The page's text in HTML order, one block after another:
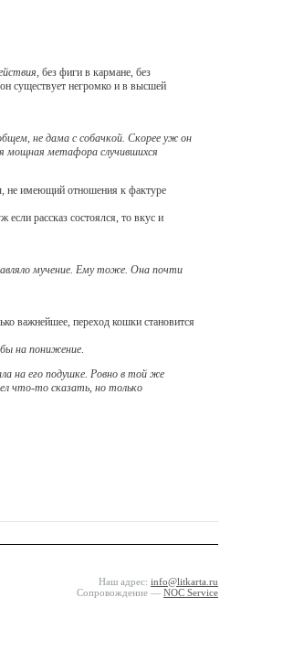
, без фиги в кармане, без
существует негромко и в высшей
не дама с собачкой. Скорее уж он
мощная метафора случившихся
не имеющий отношения к фактуре
рассказ состоялся, то вкус и
мучение. Ему тоже. Она почти
важнейшее, переход кошки становится
на понижение.
на его подушке. Ровно в той же
что-то сказать, но только
Наш адрес: info@litkarta.ru
Сопровождение — NOC Service